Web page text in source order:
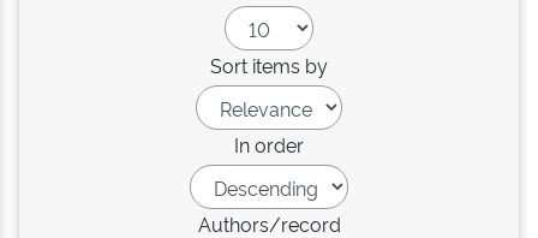
Sort items by
In order
Authors/record